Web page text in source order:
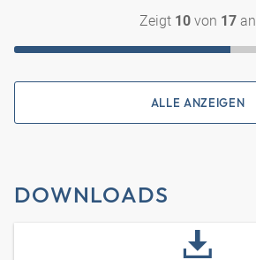
Zeigt 10 von 17 an
ALLE ANZEIGEN
DOWNLOADS